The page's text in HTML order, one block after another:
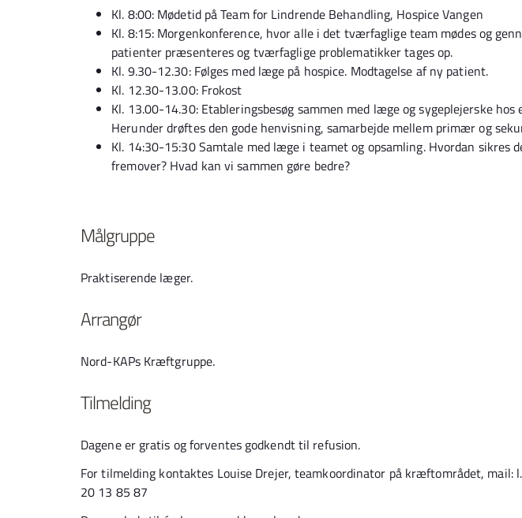
Kl. 8:00: Mødetid på Team for Lindrende Behandling, Hospice Vangen
Kl. 8:15: Morgenkonference, hvor alle i det tværfaglige team mødes og
patienter præsenteres og tværfaglige problematikker tages op.
Kl. 9.30-12.30: Følges med læge på hospice. Modtagelse af ny patient.
Kl. 12.30-13.00: Frokost
Kl. 13.00-14.30: Etableringsbesøg sammen med læge og sygeplejerske
Herunder drøftes den gode henvisning, samarbejde mellem primær og
Kl. 14:30-15:30 Samtale med læge i teamet og opsamling. Hvordan sikres
fremover? Hvad kan vi sammen gøre bedre?
Målgruppe
Praktiserende læger.
Arrangør
Nord-KAPs Kræftgruppe.
Tilmelding
Dagene er gratis og forventes godkendt til refusion.
For tilmelding kontaktes Louise Drejer, teamkoordinator på kræftområdet, mail:
20 13 85 87